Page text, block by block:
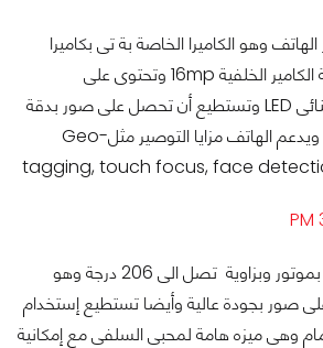
وهو الكاميرا الخاصة بة تى بكاميرا
أمامية وخلفية وتبلغ دقة الكامير الخلفية 16mp وتحتوى على
autofocus وفلاش ثنائى LED وتستطيع أن تحصل على صور بدقة
تصل الى 4128 *3096 ويدعم الهاتف مزايا التوصير مثلGeo-
tagging, touch focus, face
كامير الهاتف N3 تتحرك بموتور وبزاوية تصل الى 206 درجة وهو
صور بجودة عالية وأيضا تستطيع إستخدام
وهى ميزه هامة لمحبى السلفى مع إمكانية